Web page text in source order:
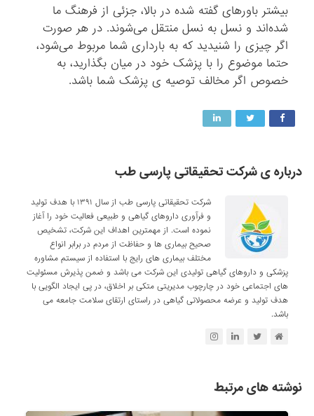
بیشتر باورهای گفته شده در بالا، جزئی از فرهنگ ما
شده‌اند و نسل به نسل منتقل می‌شوند. در هر صورت
اگر چیزی را شنیدید که به بارداری شما مربوط می‌شود،
حتما موضوع را با پزشک خود در میان بگذارید، به
خصوص اگر مخالف توصیه ی پزشک شما باشد.
درباره ی شرکت تحقیقاتی پارسی طب
شرکت تحقیقاتی پارسی طب از سال ۱۳۹۱ با هدف تولید
و فرآوری داروهای گیاهی و طبیعی فعالیت خود را آغاز
نموده است. از مهمترین اهداف این شرکت، تشخیص
صحیح بیماری ها و حفاظت از مردم در برابر انواع
مختلف بیماری های رایج با استفاده از سیستم مشاوره
پزشکی و داروهای گیاهی تولیدی این شرکت می باشد و ضمن پذیرش مسئولیت
های اجتماعی خود در چارچوب مدیریتی متکی بر اخلاق، در پی ایجاد الگویی با
هدف تولید و عرضه محصولاتی گیاهی در راستای ارتقای سلامت جامعه می
باشد.
نوشته های مرتبط